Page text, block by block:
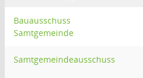
Bauausschuss
Samtgemeinde
Samtgemeindeausschuss